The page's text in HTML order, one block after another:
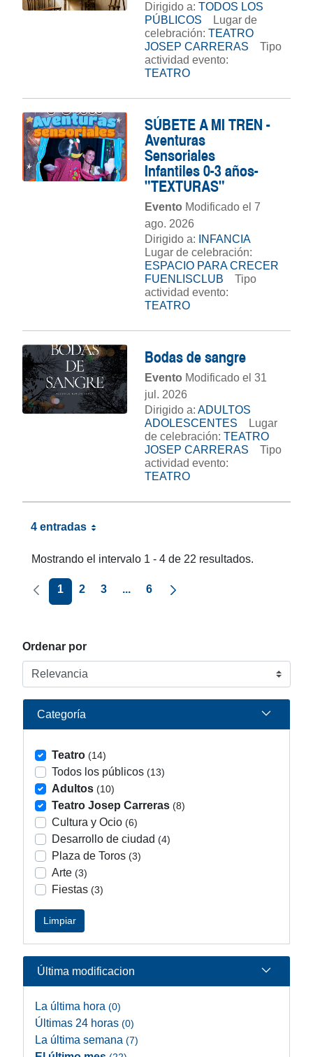
Ordenar por
Categoría
Teatro (14)
Todos los públicos (13)
Adultos (10)
Teatro Josep Carreras (8)
Cultura y Ocio (6)
Desarrollo de ciudad (4)
Plaza de Toros (3)
Arte (3)
Fiestas (3)
Limpiar
Última modificacion
La última hora (0)
Últimas 24 horas (0)
La última semana (7)
Dirigido a: TODOS LOS
PÚBLICOS
Lugar de
celebración: TEATRO
JOSEP CARRERAS
Tipo
actividad evento:
TEATRO
SÚBETE A MI TREN -
Aventuras
Sensoriales
Infantiles 0-3 años-
"TEXTURAS"
Evento Modificado el 7
ago. 2026
Dirigido a:
INFANCIA
Lugar de celebración:
ESPACIO PARA CRECER
FUENLISCLUB
Tipo
actividad evento:
TEATRO
Bodas de sangre
Evento Modificado el 31
jul. 2026
Dirigido a: ADULTOS
ADOLESCENTES
Lugar
de celebración: TEATRO
JOSEP CARRERAS
Tipo
actividad evento:
TEATRO
4 entradas
Mostrando el intervalo 1 - 4 de 22 resultados.
Página anterior
1 2 3 ... 6